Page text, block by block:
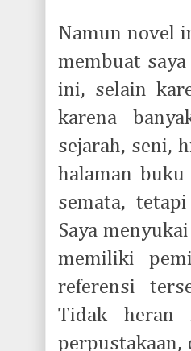
Namun novel
membuat
ini, selain
karena
sejarah, seni,
halaman
semata,
Saya
memiliki
referensi
Tidak heran
perpustakaan,